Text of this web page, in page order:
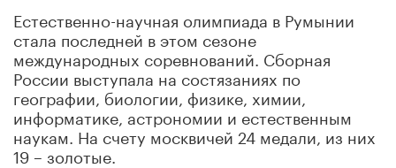
Естественно-научная олимпиада в Румынии
стала последней в этом сезоне
международных соревнований. Сборная
России выступала на состязаниях по
географии, биологии, физике, химии,
информатике, астрономии и естественным
наукам. На счету москвичей 24 медали, из них
19 – золотые.